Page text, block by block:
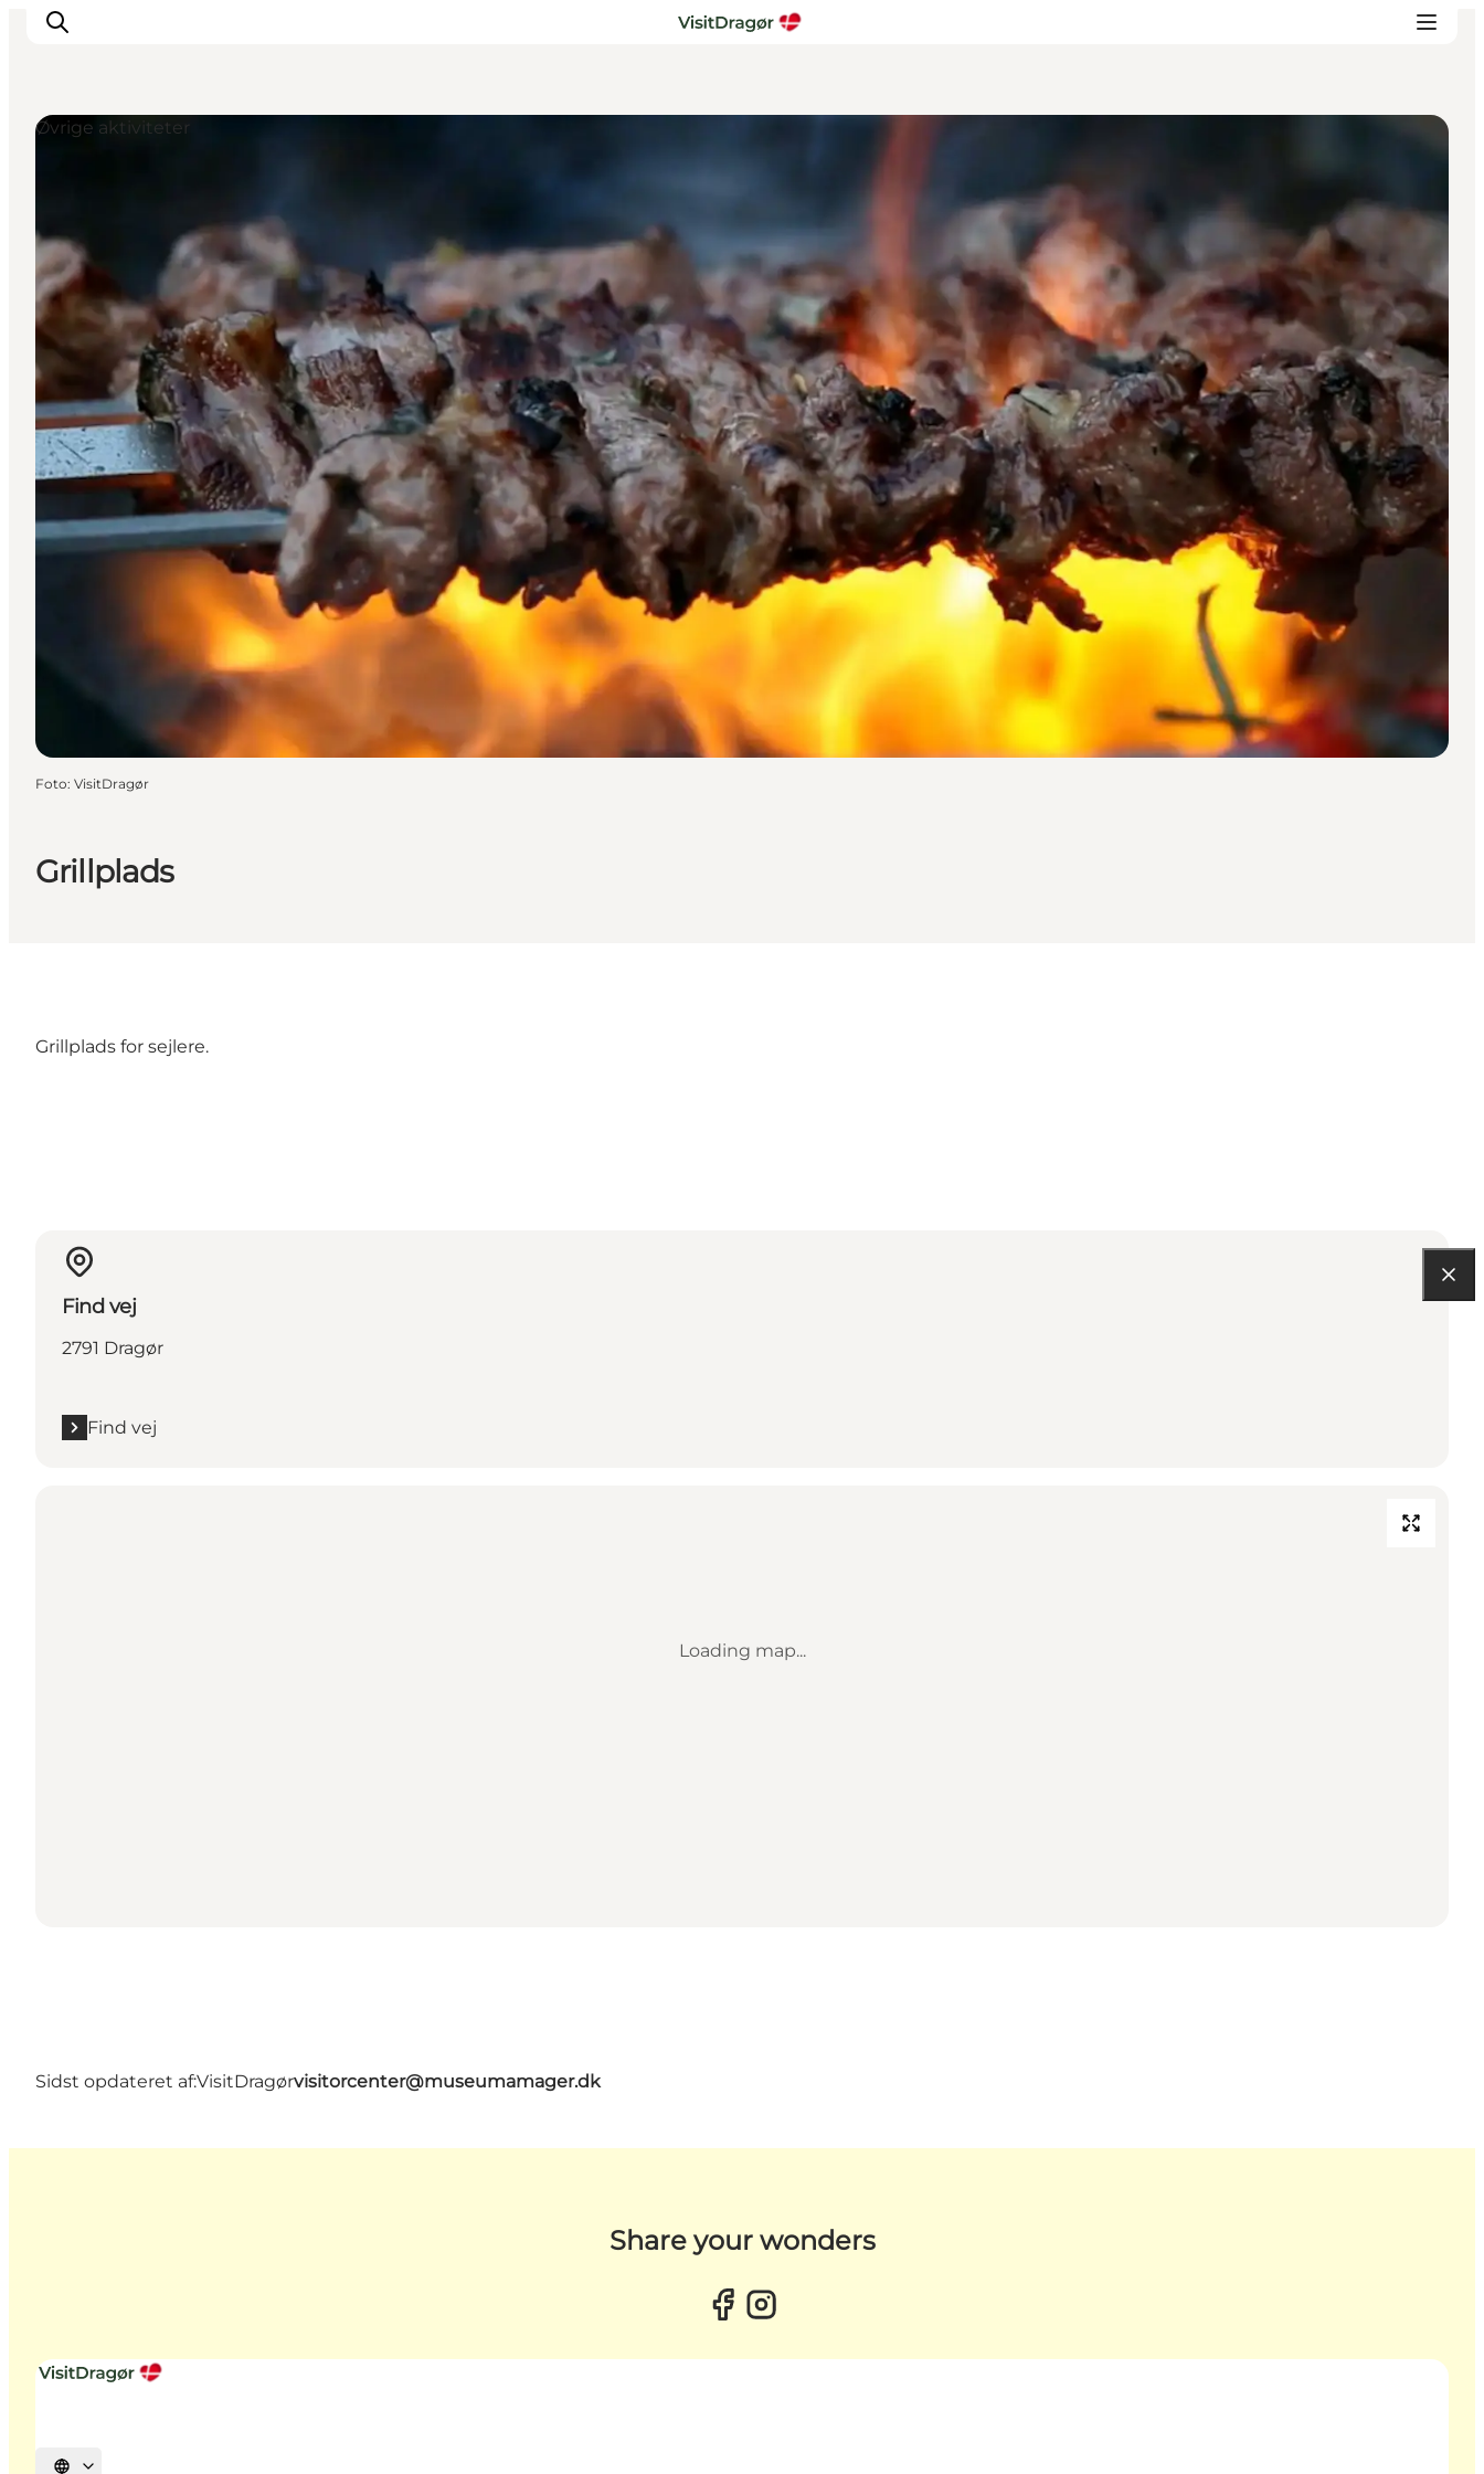
Kultur & Historie
Byliv & Mad
Natur & Friluftsliv
For børn
Praktisk
Grillplads
Øvrige aktiviteter
Foto: VisitDragør
Grillplads for sejlere.
Find vej
2791 Dragør
Find vej
Loading map...
Sidst opdateret af:VisitDragørvisitorcenter@museumamager.dk
Share your wonders